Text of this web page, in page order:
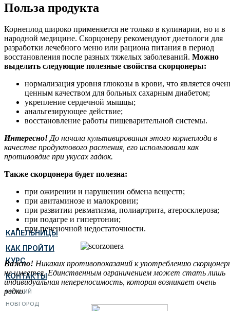
КАПЕЛЬНИЦЫ
КАК ПРОЙТИ
КУРС
КОНТАКТЫ
НИЖНИЙ
НОВГОРОД
Польза продукта
Корнеплод широко применяется не только в кулинарии, но и в
народной медицине. Скорцонеру рекомендуют диетологи для
разработки лечебного меню или рациона питания в период
восстановления после разных тяжелых заболеваний. Можно
выделить следующие полезные свойства скорцонеры:
нормализация уровня глюкозы в крови, что является
ценным качеством для больных сахарным диабетом;
укрепление сердечной мышцы;
анальгезирующее действие;
восстановление работы пищеварительной системы.
Интересно!До начала культивирования этого корнеплода в
качестве продуктового растения, его использовали как
противоядие при укусах гадюк.
Также скорцонера будет полезна:
при ожирении и нарушении обмена веществ;
при авитаминозе и малокровии;
при развитии ревматизма, полиартрита, атеросклероза;
при подагре и гипертонии;
при печеночной недостаточности.
Важно! Никаких противопоказаний к употреблению
не имеется. Единственным ограничением может стать лишь
индивидуальная непереносимость, которая возникает очень
редко.